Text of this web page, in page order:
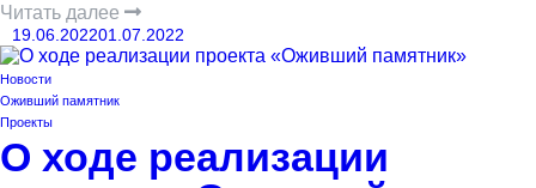
Читать далее
19.06.202201.07.2022
Новости
Оживший памятник
Проекты
О ходе реализации